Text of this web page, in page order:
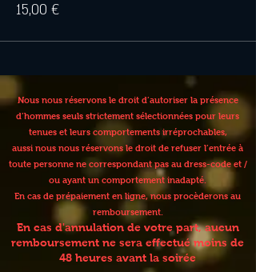
15,00 €
Nous nous réservons le droit d’autoriser la présence
d’hommes seuls strictement sélectionnées pour leurs
tenues et leurs comportements irréprochables,
aussi nous nous réservons le droit de refuser l’entrée à
toute personne ne correspondant pas au dress-code et /
ou ayant un comportement inadapté.
En cas de prépaiement en ligne, nous procèderons au
remboursement.
En cas d'annulation de votre part, aucun
remboursement ne sera effectué moins de
48 heures avant la soirée